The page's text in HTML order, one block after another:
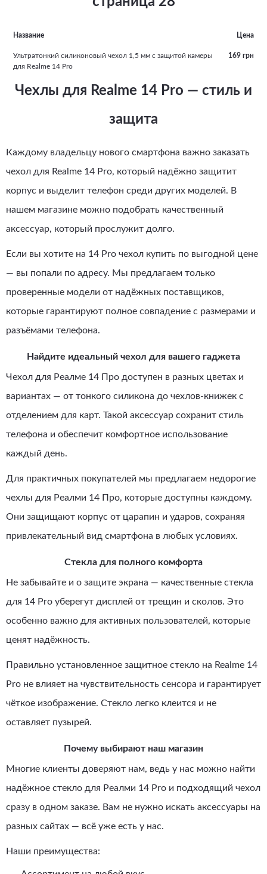
того, красивый и необычный аксессуар придаст телефону изюминку и
Название Цена
Ультратонкий силиконовый чехол 1,5 мм с защитой камеры
для Realme 14 Pro
169 грн
Чехлы для Realme 14 Pro — стиль и
защита
Каждому владельцу нового смартфона важно заказать
чехол для Realme 14 Pro, который надёжно защитит
корпус и выделит телефон среди других моделей. В
нашем магазине можно подобрать качественный
аксессуар, который прослужит долго.
Если вы хотите на 14 Pro чехол купить по выгодной цене
— вы попали по адресу. Мы предлагаем только
проверенные модели от надёжных поставщиков,
которые гарантируют полное совпадение с размерами и
разъёмами телефона.
Найдите идеальный чехол для вашего гаджета
Чехол для Реалме 14 Про доступен в разных цветах и
вариантах — от тонкого силикона до чехлов-книжек с
отделением для карт. Такой аксессуар сохранит стиль
телефона и обеспечит комфортное использование
каждый день.
Для практичных покупателей мы предлагаем недорогие
чехлы для Реалми 14 Про, которые доступны каждому.
Они защищают корпус от царапин и ударов, сохраняя
привлекательный вид смартфона в любых условиях.
Стекла для полного комфорта
Не забывайте и о защите экрана — качественные стекла
для 14 Pro уберегут дисплей от трещин и сколов. Это
особенно важно для активных пользователей, которые
ценят надёжность.
Правильно установленное защитное стекло на Realme 14
Pro не влияет на чувствительность сенсора и гарантирует
чёткое изображение. Стекло легко клеится и не
оставляет пузырей.
Почему выбирают наш магазин
Многие клиенты доверяют нам, ведь у нас можно найти
надёжное стекло для Реалми 14 Pro и подходящий чехол
сразу в одном заказе. Вам не нужно искать аксессуары на
разных сайтах — всё уже есть у нас.
Наши преимущества: